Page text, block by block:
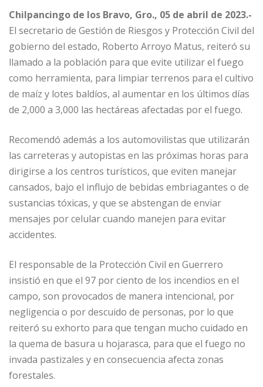
Chilpancingo de los Bravo, Gro., 05 de abril de 2023.-
El secretario de Gestión de Riesgos y Protección Civil del
gobierno del estado, Roberto Arroyo Matus, reiteró su
llamado a la población para que evite utilizar el fuego
como herramienta, para limpiar terrenos para el cultivo
de maíz y lotes baldíos, al aumentar en los últimos días
de 2,000 a 3,000 las hectáreas afectadas por el fuego.
Recomendó además a los automovilistas que utilizarán
las carreteras y autopistas en las próximas horas para
dirigirse a los centros turísticos, que eviten manejar
cansados, bajo el influjo de bebidas embriagantes o de
sustancias tóxicas, y que se abstengan de enviar
mensajes por celular cuando manejen para evitar
accidentes.
El responsable de la Protección Civil en Guerrero
insistió en que el 97 por ciento de los incendios en el
campo, son provocados de manera intencional, por
negligencia o por descuido de personas, por lo que
reiteró su exhorto para que tengan mucho cuidado en
la quema de basura u hojarasca, para que el fuego no
invada pastizales y en consecuencia afecta zonas
forestales.